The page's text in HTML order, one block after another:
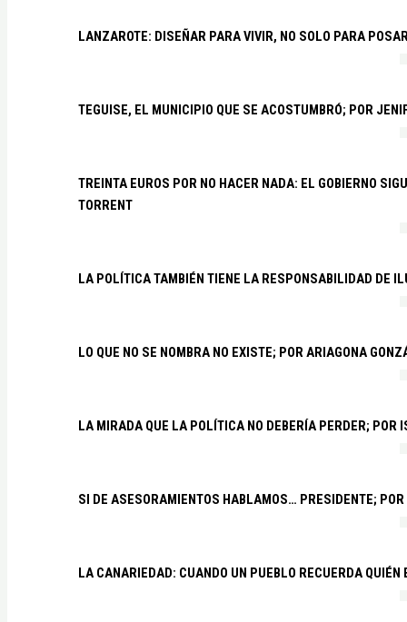
LANZAROTE: DISEÑAR PARA VIVIR, NO SOLO PARA
TEGUISE, EL MUNICIPIO QUE SE ACOSTUMBRÓ; POR
TREINTA EUROS POR NO HACER NADA: EL GOBIERNO
TORRENT
LA POLÍTICA TAMBIÉN TIENE LA RESPONSABILIDAD DE
LO QUE NO SE NOMBRA NO EXISTE; POR ARIAGONA
LA MIRADA QUE LA POLÍTICA NO DEBERÍA PERDER; POR
SI DE ASESORAMIENTOS HABLAMOS… PRESIDENTE;
LA CANARIEDAD: CUANDO UN PUEBLO RECUERDA